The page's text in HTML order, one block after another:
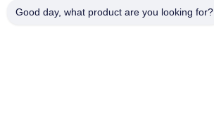
Good day, what product are you looking for?